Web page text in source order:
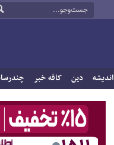
اندیشه دین کافه خبر